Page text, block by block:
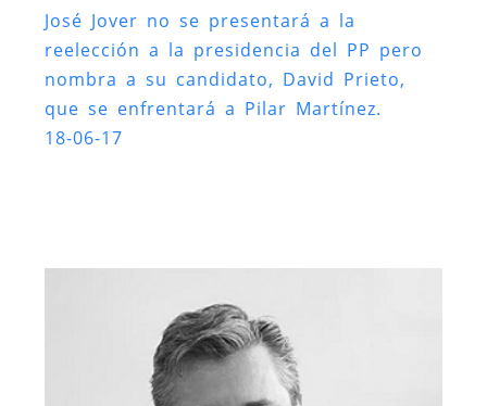
José Jover no se presentará a la
reelección a la presidencia del PP pero
nombra a su candidato, David Prieto,
que se enfrentará a Pilar Martínez.
18-06-17